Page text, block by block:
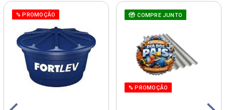
% PROMOÇÃO COMPRE JUNTO
% PROMOÇÃO